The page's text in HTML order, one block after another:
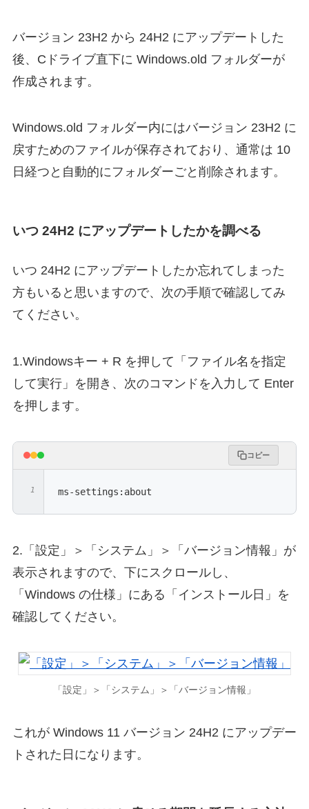
バージョン 23H2 から 24H2 にアップデートした
後、Cドライブ直下に Windows.old フォルダーが
作成されます。
Windows.old フォルダー内にはバージョン 23H2 に
戻すためのファイルが保存されており、通常は 10
日経つと自動的にフォルダーごと削除されます。
いつ 24H2 にアップデートしたかを調べる
いつ 24H2 にアップデートしたか忘れてしまった
方もいると思いますので、次の手順で確認してみ
てください。
1.Windowsキー + R を押して「ファイル名を指定
して実行」を開き、次のコマンドを入力して Enter
を押します。
コピー
ms-settings:about
2.「設定」＞「システム」＞「バージョン情報」が
表示されますので、下にスクロールし、
「Windows の仕様」にある「インストール日」を
確認してください。
「設定」＞「システム」＞「バージョン情報」
これが Windows 11 バージョン 24H2 にアップデー
トされた日になります。